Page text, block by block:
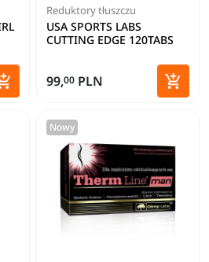
Dodaj do koszyka
Reduktory tłuszczu
USA SPORTS LABS
CUTTING EDGE 120TABS
99,00 PLN 
Dodaj
Nowy